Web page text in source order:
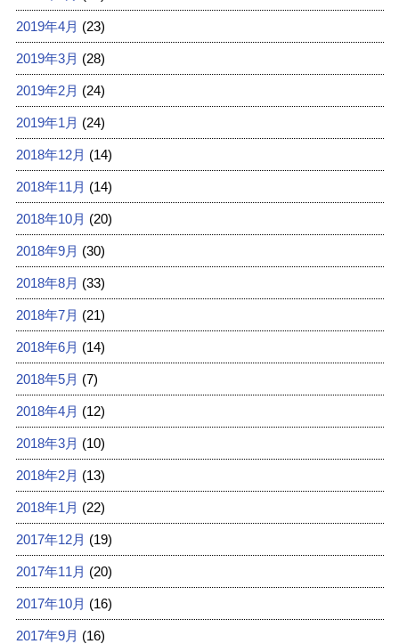
2019年4月 (23)
2019年3月 (28)
2019年2月 (24)
2019年1月 (24)
2018年12月 (14)
2018年11月 (14)
2018年10月 (20)
2018年9月 (30)
2018年8月 (33)
2018年7月 (21)
2018年6月 (14)
2018年5月 (7)
2018年4月 (12)
2018年3月 (10)
2018年2月 (13)
2018年1月 (22)
2017年12月 (19)
2017年11月 (20)
2017年10月 (16)
2017年9月 (16)